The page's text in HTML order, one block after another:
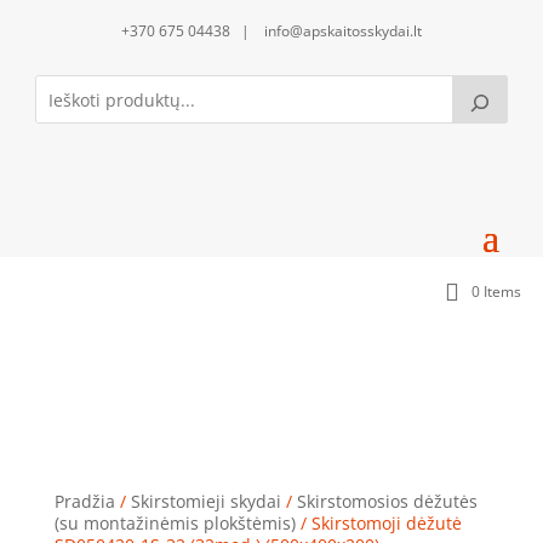
+370 675 04438 | info@apskaitosskydai.lt
0 Items
Pradžia / Skirstomieji skydai / Skirstomosios dėžutės
(su montažinėmis plokštėmis)/ Skirstomoji dėžutė